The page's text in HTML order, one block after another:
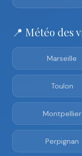
📍 Météo des
Marseille
Toulon
Montpellier
Perpignan